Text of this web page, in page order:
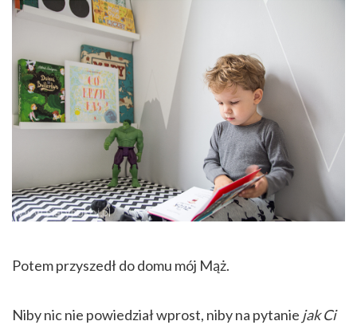
Potem przyszedł do domu mój Mąż.
Niby nic nie powiedział wprost, niby na pytanie jak Ci